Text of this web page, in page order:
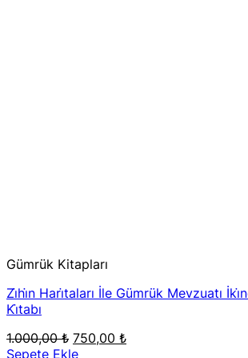
Gümrük Kitapları
Zi̇hi̇n Hari̇taları İle Gümrük Mevzuatı
Ki̇tabı
1.000,00₺ Orijinal
fiyat:
750,00 ₺Şu
Sepete Ekle